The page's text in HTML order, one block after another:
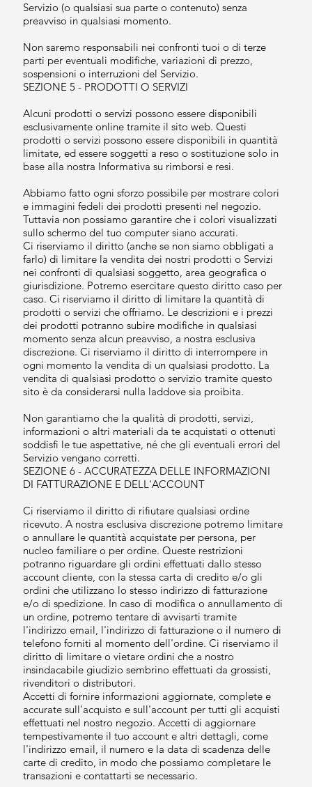
Servizio (o qualsiasi sua parte o contenuto) senza
preavviso in qualsiasi momento.
Non saremo responsabili nei confronti tuoi o di terze
parti per eventuali modifiche, variazioni di prezzo,
sospensioni o interruzioni del Servizio.
SEZIONE 5 - PRODOTTI O SERVIZI
Alcuni prodotti o servizi possono essere disponibili
esclusivamente online tramite il sito web. Questi
prodotti o servizi possono essere disponibili in quantità
limitate, ed essere soggetti a reso o sostituzione solo in
base alla nostra Informativa su rimborsi e resi.
Abbiamo fatto ogni sforzo possibile per mostrare colori
e immagini fedeli dei prodotti presenti nel negozio.
Tuttavia non possiamo garantire che i colori visualizzati
sullo schermo del tuo computer siano accurati.
Ci riserviamo il diritto (anche se non siamo obbligati a
farlo) di limitare la vendita dei nostri prodotti o Servizi
nei confronti di qualsiasi soggetto, area geografica o
giurisdizione. Potremo esercitare questo diritto caso per
caso. Ci riserviamo il diritto di limitare la quantità di
prodotti o servizi che offriamo. Le descrizioni e i prezzi
dei prodotti potranno subire modifiche in qualsiasi
momento senza alcun preavviso, a nostra esclusiva
discrezione. Ci riserviamo il diritto di interrompere in
ogni momento la vendita di un qualsiasi prodotto. La
vendita di qualsiasi prodotto o servizio tramite questo
sito è da considerarsi nulla laddove sia proibita.
Non garantiamo che la qualità di prodotti, servizi,
informazioni o altri materiali da te acquistati o ottenuti
soddisfi le tue aspettative, né che gli eventuali errori del
Servizio vengano corretti.
SEZIONE 6 - ACCURATEZZA DELLE INFORMAZIONI
DI FATTURAZIONE E DELL'ACCOUNT
Ci riserviamo il diritto di rifiutare qualsiasi ordine
ricevuto. A nostra esclusiva discrezione potremo limitare
o annullare le quantità acquistate per persona, per
nucleo familiare o per ordine. Queste restrizioni
potranno riguardare gli ordini effettuati dallo stesso
account cliente, con la stessa carta di credito e/o gli
ordini che utilizzano lo stesso indirizzo di fatturazione
e/o di spedizione. In caso di modifica o annullamento di
un ordine, potremo tentare di avvisarti tramite
l'indirizzo email, l'indirizzo di fatturazione o il numero di
telefono forniti al momento dell'ordine. Ci riserviamo il
diritto di limitare o vietare ordini che a nostro
insindacabile giudizio sembrino effettuati da grossisti,
rivenditori o distributori.
Accetti di fornire informazioni aggiornate, complete e
accurate sull'acquisto e sull'account per tutti gli acquisti
effettuati nel nostro negozio. Accetti di aggiornare
tempestivamente il tuo account e altri dettagli, come
l'indirizzo email, il numero e la data di scadenza delle
carte di credito, in modo che possiamo completare le
transazioni e contattarti se necessario.